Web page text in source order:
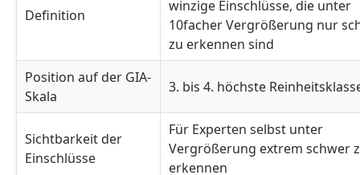
Definition
winzige Einschlüsse, die unter
10facher Vergrößerung nur
zu erkennen sind
Position auf der GIA-
Skala
3. bis 4. höchste
Sichtbarkeit der
Einschlüsse
Für Experten selbst unter
Vergrößerung extrem schwer
erkennen